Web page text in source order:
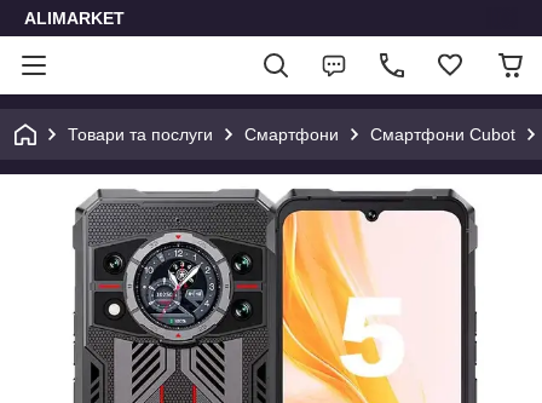
ALIMARKET
Товари та послуги Смартфони Смартфони Cubot